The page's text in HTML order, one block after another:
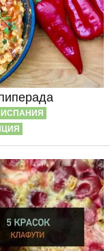
ИСПАНИЯ